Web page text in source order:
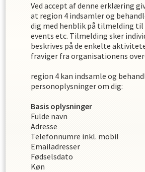
Ved accept af denne erklæring
at region 4 indsamler og
dig med henblik på tilmelding
events etc. Tilmelding sker
beskrives på de enkelte
fraviger fra organisationens
region 4 kan indsamle og
personoplysninger om dig:
Basis oplysninger
Fulde navn
Adresse
Telefonnumre inkl. mobil
Emailadresser
Fødselsdato
Køn